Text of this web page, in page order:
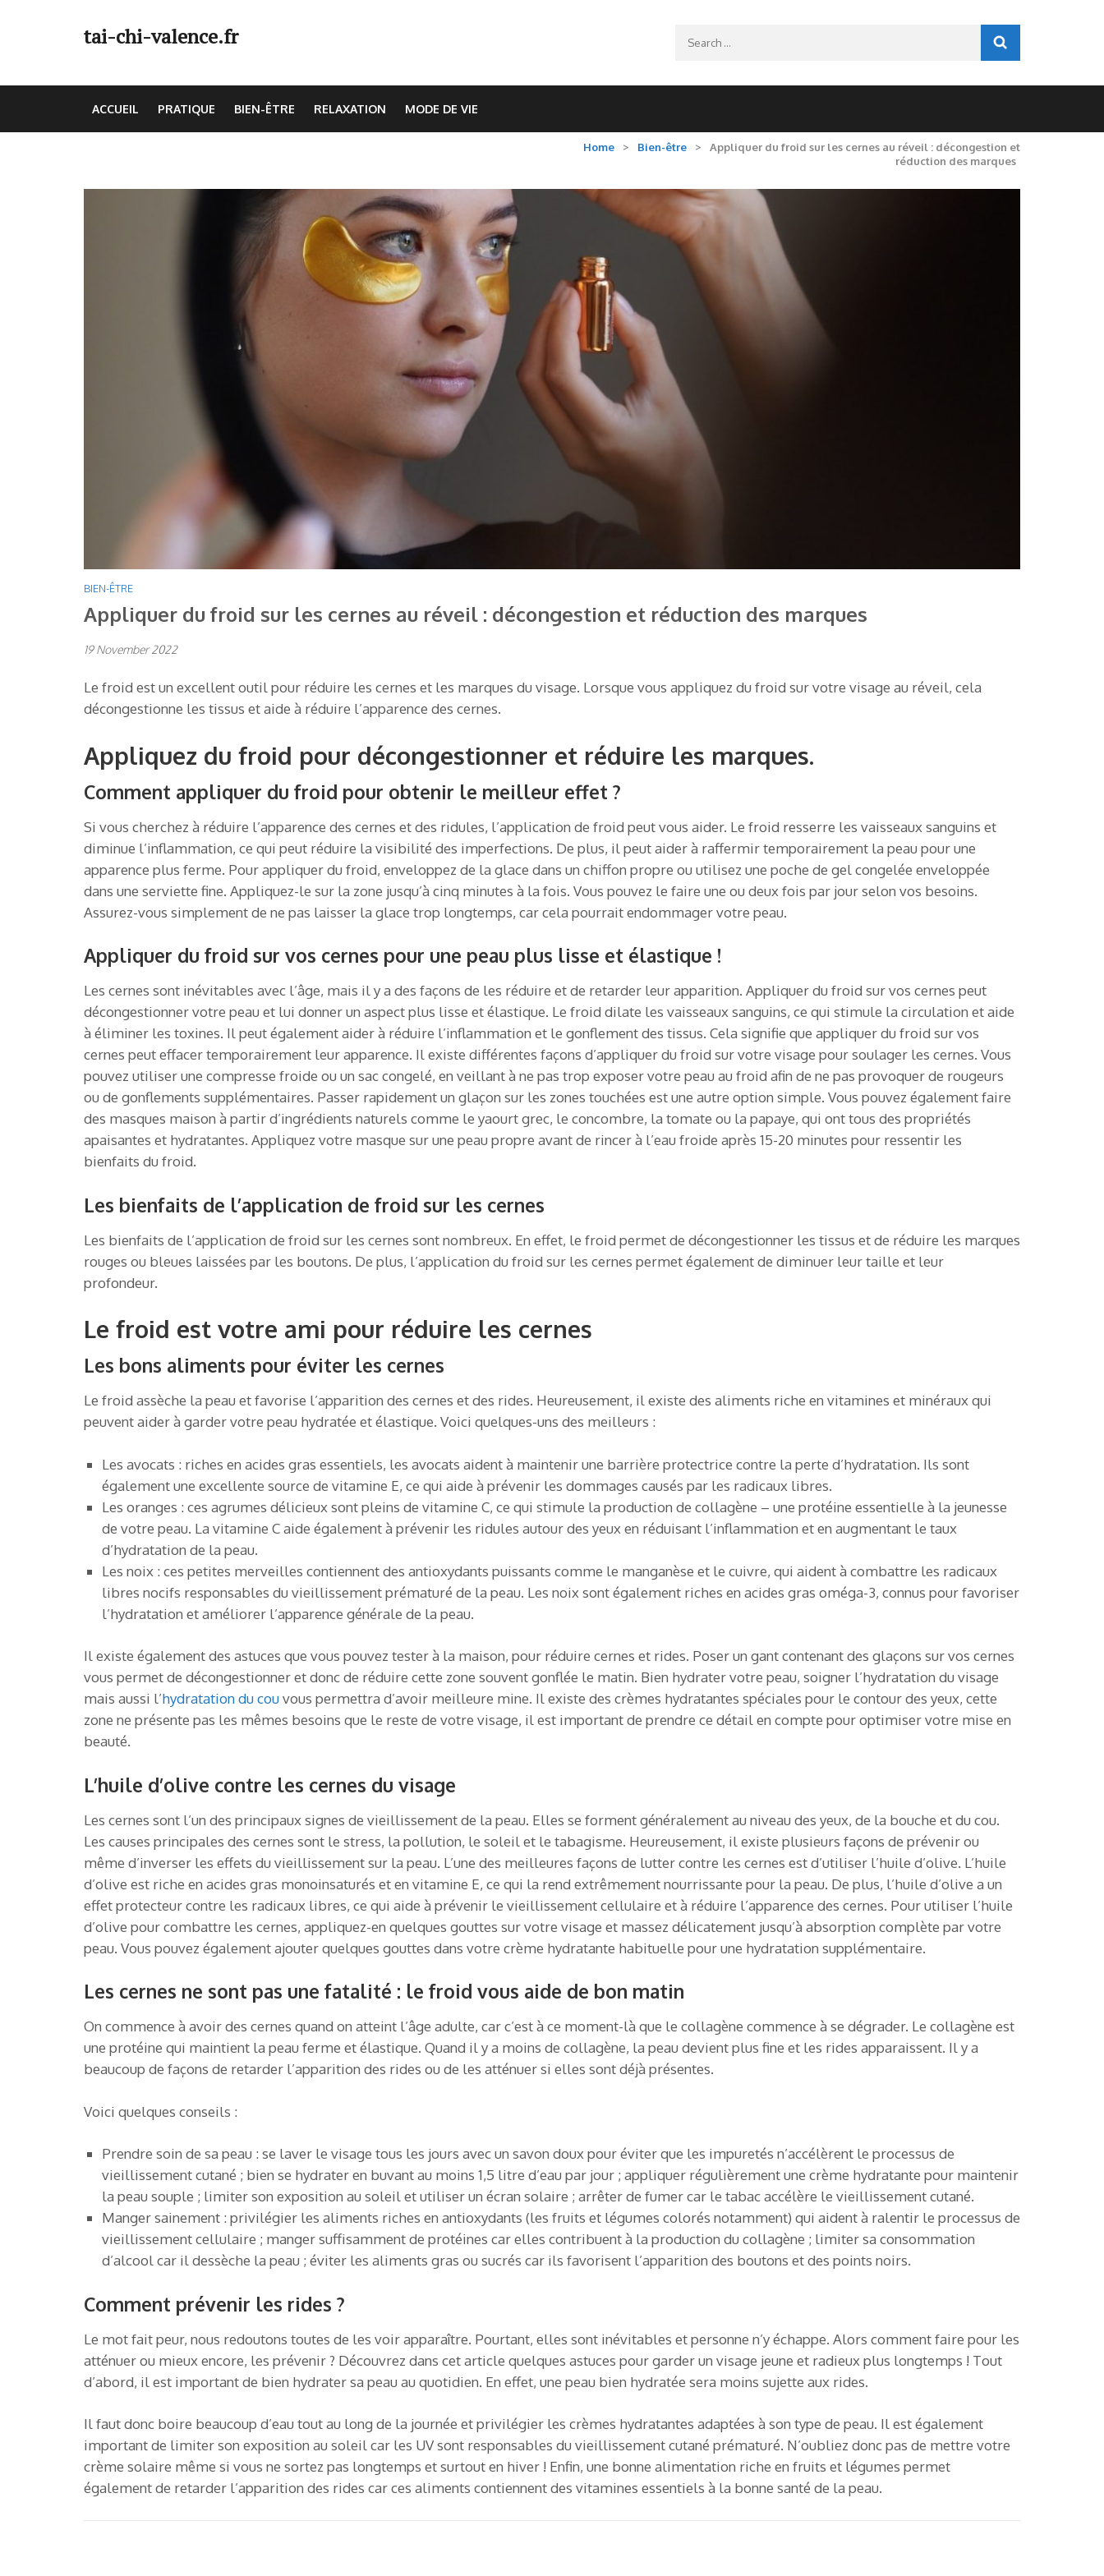
tai-chi-valence.fr
ACCUEIL PRATIQUE BIEN-ÊTRE RELAXATION MODE DE VIE
Home > Bien-être >
Appliquer du froid sur les cernes au réveil : décongestion et
réduction des marques
BIEN-ÊTRE
Appliquer du froid sur les cernes au réveil : décongestion et réduction des marques
19 November 2022
Le froid est un excellent outil pour réduire les cernes et les marques du visage. Lorsque vous appliquez du froid sur votre visage au réveil, cela
décongestionne les tissus et aide à réduire l’apparence des cernes.
Appliquez du froid pour décongestionner et réduire les marques.
Comment appliquer du froid pour obtenir le meilleur effet ?
Si vous cherchez à réduire l’apparence des cernes et des ridules, l’application de froid peut vous aider. Le froid resserre les vaisseaux sanguins et
diminue l’inflammation, ce qui peut réduire la visibilité des imperfections. De plus, il peut aider à raffermir temporairement la peau pour une
apparence plus ferme. Pour appliquer du froid, enveloppez de la glace dans un chiffon propre ou utilisez une poche de gel congelée enveloppée
dans une serviette fine. Appliquez-le sur la zone jusqu’à cinq minutes à la fois. Vous pouvez le faire une ou deux fois par jour selon vos besoins.
Assurez-vous simplement de ne pas laisser la glace trop longtemps, car cela pourrait endommager votre peau.
Appliquer du froid sur vos cernes pour une peau plus lisse et élastique !
Les cernes sont inévitables avec l’âge, mais il y a des façons de les réduire et de retarder leur apparition. Appliquer du froid sur vos cernes peut
décongestionner votre peau et lui donner un aspect plus lisse et élastique. Le froid dilate les vaisseaux sanguins, ce qui stimule la circulation et aide
à éliminer les toxines. Il peut également aider à réduire l’inflammation et le gonflement des tissus. Cela signifie que appliquer du froid sur vos
cernes peut effacer temporairement leur apparence. Il existe différentes façons d’appliquer du froid sur votre visage pour soulager les cernes. Vous
pouvez utiliser une compresse froide ou un sac congelé, en veillant à ne pas trop exposer votre peau au froid afin de ne pas provoquer de rougeurs
ou de gonflements supplémentaires. Passer rapidement un glaçon sur les zones touchées est une autre option simple. Vous pouvez également faire
des masques maison à partir d’ingrédients naturels comme le yaourt grec, le concombre, la tomate ou la papaye, qui ont tous des propriétés
apaisantes et hydratantes. Appliquez votre masque sur une peau propre avant de rincer à l’eau froide après 15-20 minutes pour ressentir les
bienfaits du froid.
Les bienfaits de l’application de froid sur les cernes
Les bienfaits de l’application de froid sur les cernes sont nombreux. En effet, le froid permet de décongestionner les tissus et de réduire les marques
rouges ou bleues laissées par les boutons. De plus, l’application du froid sur les cernes permet également de diminuer leur taille et leur
profondeur.
Le froid est votre ami pour réduire les cernes
Les bons aliments pour éviter les cernes
Le froid assèche la peau et favorise l’apparition des cernes et des rides. Heureusement, il existe des aliments riche en vitamines et minéraux qui
peuvent aider à garder votre peau hydratée et élastique. Voici quelques-uns des meilleurs :
Les avocats : riches en acides gras essentiels, les avocats aident à maintenir une barrière protectrice contre la perte d’hydratation. Ils sont
également une excellente source de vitamine E, ce qui aide à prévenir les dommages causés par les radicaux libres.
Les oranges : ces agrumes délicieux sont pleins de vitamine C, ce qui stimule la production de collagène – une protéine essentielle à la jeunesse
de votre peau. La vitamine C aide également à prévenir les ridules autour des yeux en réduisant l’inflammation et en augmentant le taux
d’hydratation de la peau.
Les noix : ces petites merveilles contiennent des antioxydants puissants comme le manganèse et le cuivre, qui aident à combattre les radicaux
libres nocifs responsables du vieillissement prématuré de la peau. Les noix sont également riches en acides gras oméga-3, connus pour favoriser
l’hydratation et améliorer l’apparence générale de la peau.
Il existe également des astuces que vous pouvez tester à la maison, pour réduire cernes et rides. Poser un gant contenant des glaçons sur vos cernes
vous permet de décongestionner et donc de réduire cette zone souvent gonflée le matin. Bien hydrater votre peau, soigner l’hydratation du visage
mais aussi l’hydratation du couvous permettra d’avoir meilleure mine. Il existe des crèmes hydratantes spéciales pour le contour des yeux, cette
zone ne présente pas les mêmes besoins que le reste de votre visage, il est important de prendre ce détail en compte pour optimiser votre mise en
beauté.
L’huile d’olive contre les cernes du visage
Les cernes sont l’un des principaux signes de vieillissement de la peau. Elles se forment généralement au niveau des yeux, de la bouche et du cou.
Les causes principales des cernes sont le stress, la pollution, le soleil et le tabagisme. Heureusement, il existe plusieurs façons de prévenir ou
même d’inverser les effets du vieillissement sur la peau. L’une des meilleures façons de lutter contre les cernes est d’utiliser l’huile d’olive. L’huile
d’olive est riche en acides gras monoinsaturés et en vitamine E, ce qui la rend extrêmement nourrissante pour la peau. De plus, l’huile d’olive a un
effet protecteur contre les radicaux libres, ce qui aide à prévenir le vieillissement cellulaire et à réduire l’apparence des cernes. Pour utiliser l’huile
d’olive pour combattre les cernes, appliquez-en quelques gouttes sur votre visage et massez délicatement jusqu’à absorption complète par votre
peau. Vous pouvez également ajouter quelques gouttes dans votre crème hydratante habituelle pour une hydratation supplémentaire.
Les cernes ne sont pas une fatalité : le froid vous aide de bon matin
On commence à avoir des cernes quand on atteint l’âge adulte, car c’est à ce moment-là que le collagène commence à se dégrader. Le collagène est
une protéine qui maintient la peau ferme et élastique. Quand il y a moins de collagène, la peau devient plus fine et les rides apparaissent. Il y a
beaucoup de façons de retarder l’apparition des rides ou de les atténuer si elles sont déjà présentes.
Voici quelques conseils :
Prendre soin de sa peau : se laver le visage tous les jours avec un savon doux pour éviter que les impuretés n’accélèrent le processus de
vieillissement cutané ; bien se hydrater en buvant au moins 1,5 litre d’eau par jour ; appliquer régulièrement une crème hydratante pour maintenir
la peau souple ; limiter son exposition au soleil et utiliser un écran solaire ; arrêter de fumer car le tabac accélère le vieillissement cutané.
Manger sainement : privilégier les aliments riches en antioxydants (les fruits et légumes colorés notamment) qui aident à ralentir le processus de
vieillissement cellulaire ; manger suffisamment de protéines car elles contribuent à la production du collagène ; limiter sa consommation
d’alcool car il dessèche la peau ; éviter les aliments gras ou sucrés car ils favorisent l’apparition des boutons et des points noirs.
Comment prévenir les rides ?
Le mot fait peur, nous redoutons toutes de les voir apparaître. Pourtant, elles sont inévitables et personne n’y échappe. Alors comment faire pour les
atténuer ou mieux encore, les prévenir ? Découvrez dans cet article quelques astuces pour garder un visage jeune et radieux plus longtemps ! Tout
d’abord, il est important de bien hydrater sa peau au quotidien. En effet, une peau bien hydratée sera moins sujette aux rides.
Il faut donc boire beaucoup d’eau tout au long de la journée et privilégier les crèmes hydratantes adaptées à son type de peau. Il est également
important de limiter son exposition au soleil car les UV sont responsables du vieillissement cutané prématuré. N’oubliez donc pas de mettre votre
crème solaire même si vous ne sortez pas longtemps et surtout en hiver ! Enfin, une bonne alimentation riche en fruits et légumes permet
également de retarder l’apparition des rides car ces aliments contiennent des vitamines essentiels à la bonne santé de la peau.